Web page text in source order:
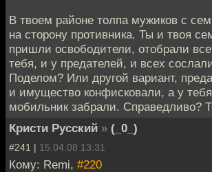
В твоем районе толпа мужиков с
на сторону противника. Ты и твоя
пришли освободители, отобрали
тебя, и у предателей, и всех
Поделом? Или другой вариант,
и имущество конфисковали, а у
мобильник забрали. Справедливо?
Кристи Русский » (_0_)
#241 | 15.04.08 13:31
Кому: Remi, #220